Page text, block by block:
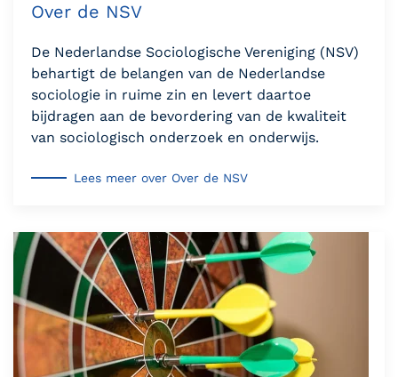
Over de NSV
De Nederlandse Sociologische Vereniging (NSV)
behartigt de belangen van de Nederlandse
sociologie in ruime zin en levert daartoe
bijdragen aan de bevordering van de kwaliteit
van sociologisch onderzoek en onderwijs.
Lees meer over Over de NSV